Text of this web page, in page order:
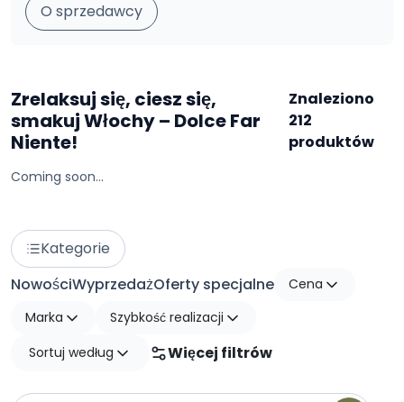
O sprzedawcy
Zrelaksuj się, ciesz się,
smakuj Włochy – Dolce Far
Niente!
Znaleziono
212
produktów
Coming soon...
Kategorie
NowościWyprzedażOferty specjalne
Cena
Marka
Szybkość realizacji
Sortuj według
Więcej filtrów